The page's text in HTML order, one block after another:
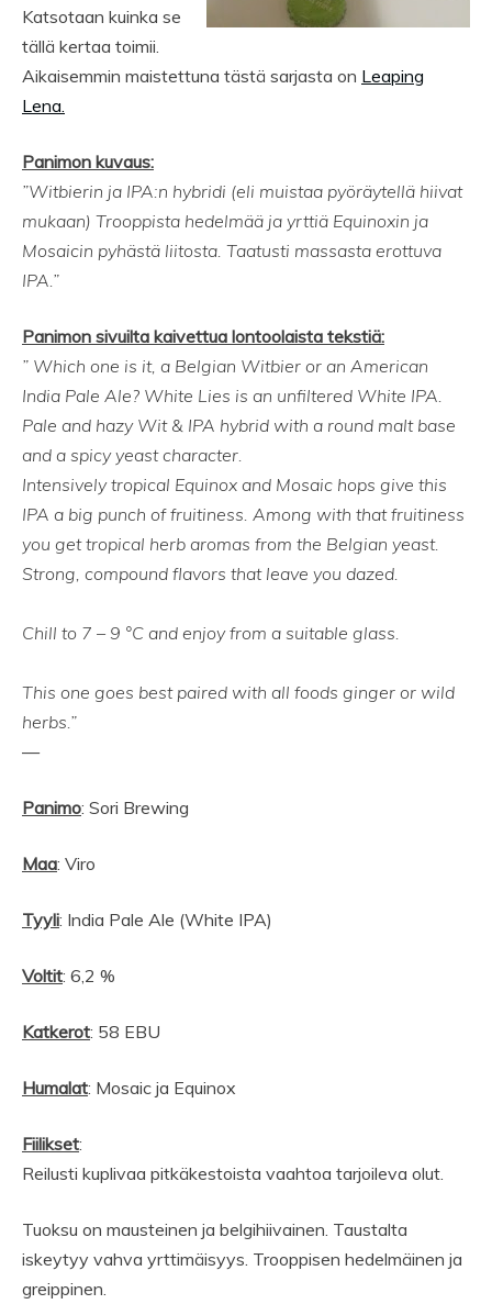
Katsotaan kuinka se
tällä kertaa toimii.
Aikaisemmin maistettuna tästä sarjasta on Leaping
Lena.
Panimon kuvaus:
”Witbierin ja IPA:n hybridi (eli muistaa pyöräytellä hiivat
mukaan) Trooppista hedelmää ja yrttiä Equinoxin ja
Mosaicin pyhästä liitosta. Taatusti massasta erottuva
IPA.”
Panimon sivuilta kaivettua lontoolaista tekstiä:
” Which one is it, a Belgian Witbier or an American
India Pale Ale? White Lies is an unfiltered White IPA.
Pale and hazy Wit & IPA hybrid with a round malt base
and a spicy yeast character.
Intensively tropical Equinox and Mosaic hops give this
IPA a big punch of fruitiness. Among with that fruitiness
you get tropical herb aromas from the Belgian yeast.
Strong, compound flavors that leave you dazed.
Chill to 7 – 9 °C and enjoy from a suitable glass.
This one goes best paired with all foods ginger or wild
herbs.”
—
Panimo: Sori Brewing
Maa: Viro
Tyyli: India Pale Ale (White IPA)
Voltit: 6,2 %
Katkerot: 58 EBU
Humalat: Mosaic ja Equinox
Fiilikset:
Reilusti kuplivaa pitkäkestoista vaahtoa tarjoileva olut.
Tuoksu on mausteinen ja belgihiivainen. Taustalta
iskeytyy vahva yrttimäisyys. Trooppisen hedelmäinen ja
greippinen.